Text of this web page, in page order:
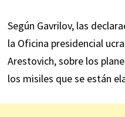
Según Gavrilov, las
la Oficina presidencial
Arestovich, sobre los
los misiles que se están